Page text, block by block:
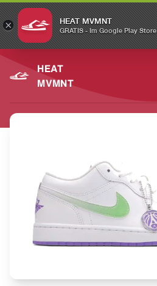
× HEAT MVMNT
GRATIS - Im Google Play Store
HEAT
MVMNT
Switch to the English version?